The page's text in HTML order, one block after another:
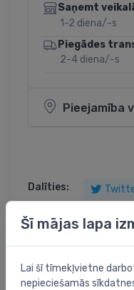
Saņemt
1-2 diena/-s
Piegādes
2-4 diena/-s
Pieejamība
Dalīties:
Preces
Šī mājas lapa
Lai šī tīmekļvietne
nepieciešamās